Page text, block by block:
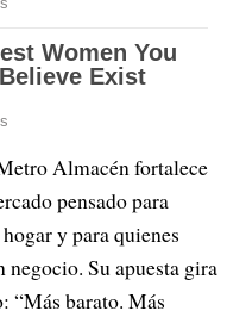
Almacén fortalece
pensado para
y para quienes
negocio. Su apuesta gira
“Más barato. Más